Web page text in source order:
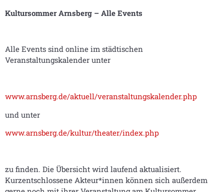
Kultursommer Arnsberg – Alle Events
Alle Events sind online im städtischen
Veranstaltungskalender unter
www.arnsberg.de/aktuell/veranstaltungskalender.php
und unter
www.arnsberg.de/kultur/theater/index.php
zu finden. Die Übersicht wird laufend aktualisiert.
Kurzentschlossene Akteur*innen können sich außerdem